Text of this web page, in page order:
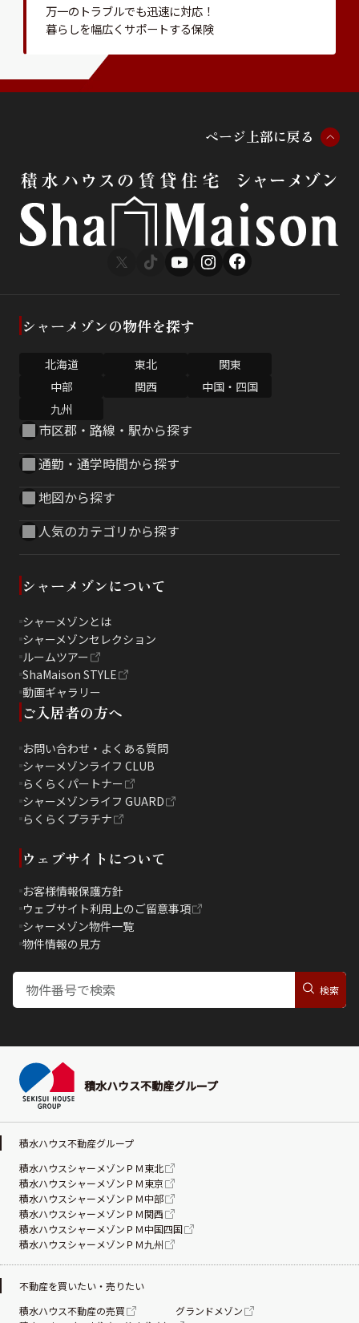
万一のトラブルでも迅速に対応！
暮らしを幅広くサポートする保険
ページ 上部に戻る
シャーメゾンの物件を探す
北海道 東北
関東
中部
関西
中国・四国
九州
市区郡・路線・駅から探す
通勤・通学時間から探す
地図から探す
人気のカテゴリから探す
シャーメゾンについて
シャーメゾンとは
シャーメゾンセレクション
ルームツアー
ShaMaison STYLE
動画ギャラリー
ご入居者の方へ
お問い合わせ・よくある質問
シャーメゾンライフ CLUB
らくらくパートナー
シャーメゾンライフ GUARD
らくらくプラチナ
ウェブサイトについて
お客様情報保護方針
ウェブサイト利用上のご留意事項
シャーメゾン物件一覧
物件情報の見方
積水ハウス不動産グループ
積水ハウス不動産グループ
積水ハウスシャーメゾンＰＭ東北
積水ハウスシャーメゾンＰＭ東京
積水ハウスシャーメゾンＰＭ中部
積水ハウスシャーメゾンＰＭ関西
積水ハウスシャーメゾンＰＭ中国四国
積水ハウスシャーメゾンＰＭ九州
不動産を買いたい・売りたい
積水ハウス不動産の売買
グランドメゾン